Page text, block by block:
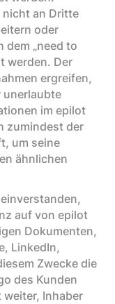
an Dritte
oder
dem „need to
werden. Der
ergreifen,
unerlaubte
im epilot
zumindest der
um seine
ähnlichen
auf von epilot
Dokumenten,
LinkedIn,
Zwecke die
des Kunden
weiter, Inhaber